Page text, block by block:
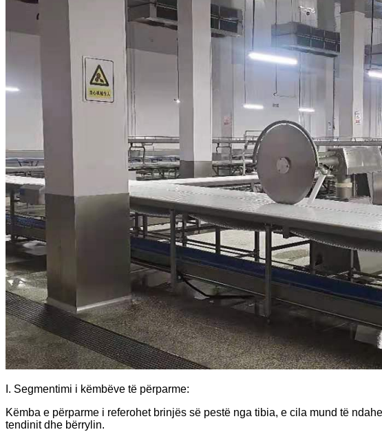
I. Segmentimi i këmbëve të përparme:
Këmba e përparme i referohet brinjës së pestë nga tibia, e cila mund të
tendinit dhe bërrylin.